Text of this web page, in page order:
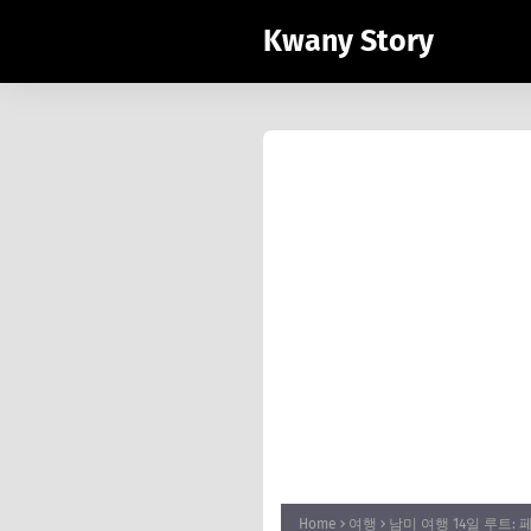
Kwany Story
Home 여행 남미 여행 14일 루트: